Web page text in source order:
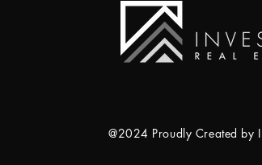
@2024 Proudly Created by